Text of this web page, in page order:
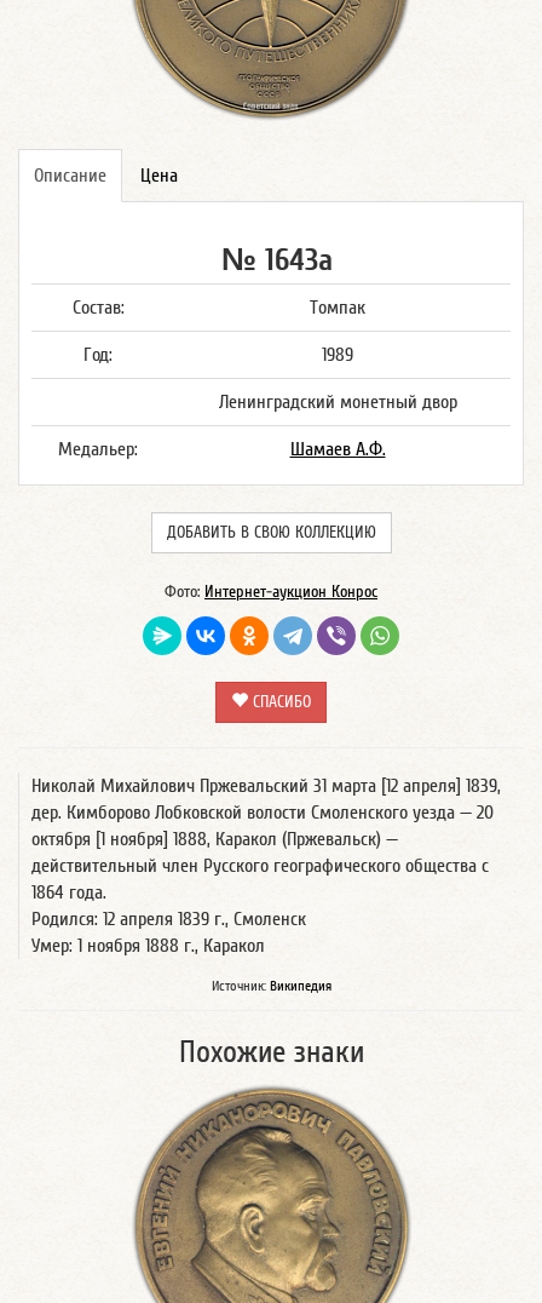
Описание Цена
№ 1643а
Состав: Томпак
Год: 1989
Ленинградский монетный двор
Медальер: Шамаев А.Ф.
ДОБАВИТЬ В СВОЮ КОЛЛЕКЦИЮ
Фото: Интернет-аукцион Конрос
СПАСИБО
Николай Михайлович Пржевальский 31 марта [12 апреля] 1839,
дер. Кимборово Лобковской волости Смоленского уезда — 20
октября [1 ноября] 1888, Каракол (Пржевальск) —
действительный член Русского географического общества с
1864 года.
Родился: 12 апреля 1839 г., Смоленск
Умер: 1 ноября 1888 г., Каракол
Источник: Википедия
Похожие знаки